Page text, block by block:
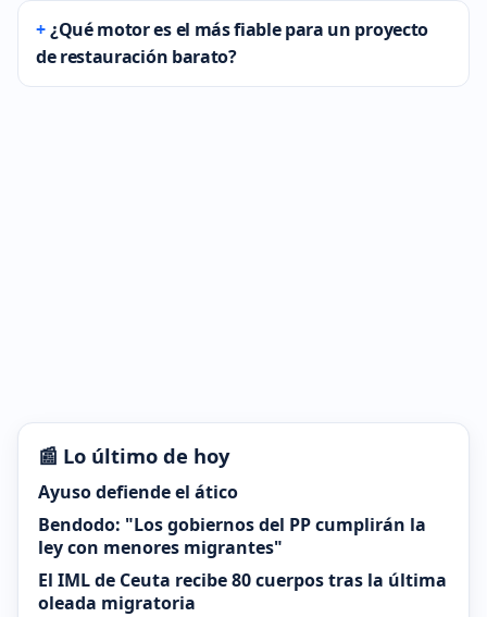
¿Qué motor es el más fiable para un proyecto
de restauración barato?
📰 Lo último de hoy
Ayuso defiende el ático
Bendodo: "Los gobiernos del PP cumplirán la
ley con menores migrantes"
El IML de Ceuta recibe 80 cuerpos tras la última
oleada migratoria